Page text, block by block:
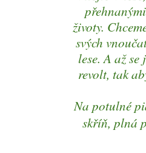
životy.
svých
lese. A až
revolt, tak
Na potulné
skříň, plná